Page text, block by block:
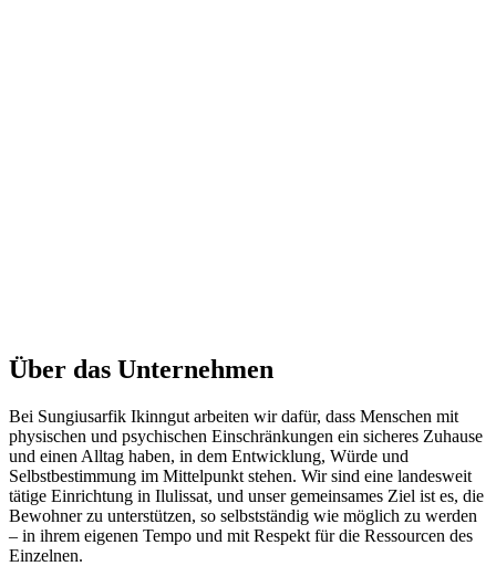
Über das Unternehmen
Bei Sungiusarfik Ikinngut arbeiten wir dafür, dass Menschen mit
physischen und psychischen Einschränkungen ein sicheres Zuhause
und einen Alltag haben, in dem Entwicklung, Würde und
Selbstbestimmung im Mittelpunkt stehen. Wir sind eine landesweit
tätige Einrichtung in Ilulissat, und unser gemeinsames Ziel ist es, die
Bewohner zu unterstützen, so selbstständig wie möglich zu werden
– in ihrem eigenen Tempo und mit Respekt für die Ressourcen des
Einzelnen.